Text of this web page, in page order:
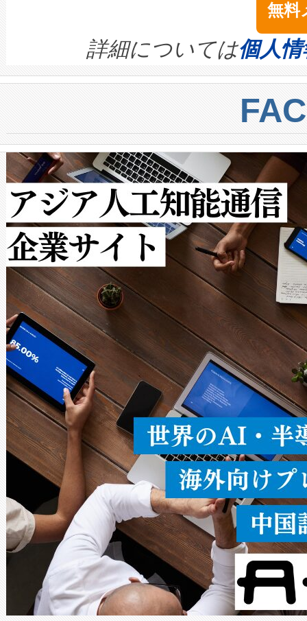
きます。この効率性は、フェ
ます。 Voltaiq provides a
quality and reliability for AI
BESS stack to ensure battery
centers. Voltaiqは、ai&のAI
からシステム統合、試運転、
クルの各段階のデータを監視
[…]
イズの小径化を実現すること
す。ノーマルモードでは、
ートル先まで検出でき、これ
トに対して約600メートルに
では、反射率10％のターゲッ
で向上し、最大検知距離は
ットだけで最大1キロメート
ルの変電所周囲を監視でき、
作業と点群処理を簡素化でき
Avia 2は、2種類のFOVオプシ
× 80°のノーマルモード、長
ードを切り替えて使用するこ
ることなく、単一のデバイス
うにします。遠距離まで届く
密度なスキャ […]
無料
詳細については個人